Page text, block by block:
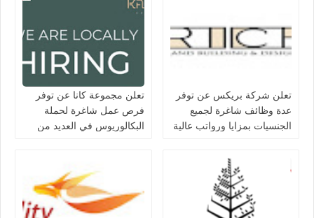
تعلن شركة بريكس عن توفر
عدة وظائف شاغرة لجميع
الجنسيات بمزايا ورواتب عالية
تعلن مجموعة كانا عن توفر
فرص عمل شاغرة لحملة
البكالوريوس في العديد من